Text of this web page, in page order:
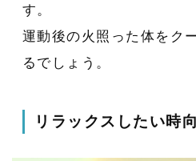
す。
運動後の火照った体をク
るでしょう。
リラックスしたい時